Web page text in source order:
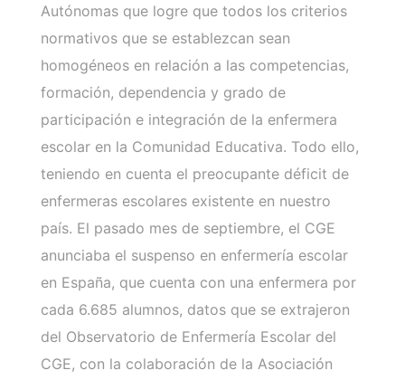
Autónomas que logre que todos los criterios
normativos que se establezcan sean
homogéneos en relación a las competencias,
formación, dependencia y grado de
participación e integración de la enfermera
escolar en la Comunidad Educativa. Todo ello,
teniendo en cuenta el preocupante déficit de
enfermeras escolares existente en nuestro
país. El pasado mes de septiembre, el CGE
anunciaba el suspenso en enfermería escolar
en España, que cuenta con una enfermera por
cada 6.685 alumnos, datos que se extrajeron
del Observatorio de Enfermería Escolar del
CGE, con la colaboración de la Asociación